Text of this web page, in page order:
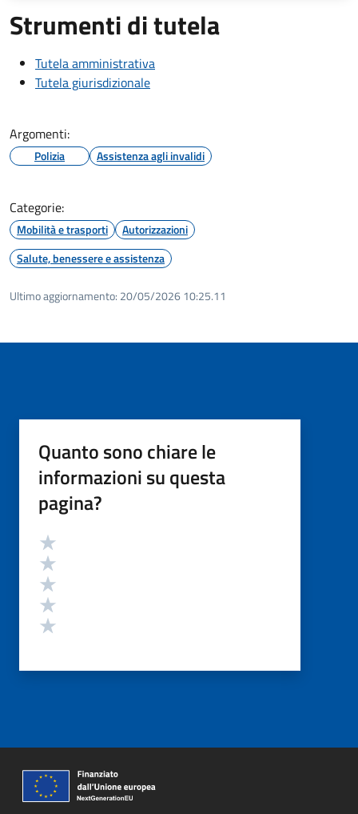
Strumenti di tutela
Tutela amministrativa
Tutela giurisdizionale
Argomenti:
Polizia Assistenza agli invalidi
Categorie:
Mobilità e trasporti
Autorizzazioni
Salute, benessere e assistenza
Ultimo aggiornamento: 20/05/2026 10:25.11
Quanto sono chiare le
informazioni su questa
pagina?
Valutazione